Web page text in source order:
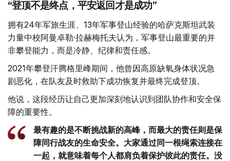
“登顶不是终点，平安返回才是成功”
拥有24年军旅生涯、13年军事登山经验的哈萨克斯坦武装
力量中校阿曼卓勒·拉赫梅托夫认为，军事登山最重要的并
非攀登能力，而是冷静、纪律和责任感。
2021年攀登汗腾格里峰期间，他曾因高原缺氧身体状况急
剧恶化，在队友及时救助下成功恢复并最终完成登顶。
他说，这段经历让自己更加深刻地认识到团队协作和安全保
障的重要性。
最有趣的是不断挑战新的高峰，而最大的责任则是保
障同行战友的生命安全。大家通过同一根绳索连接在
一起，就意味着每个人都肩负着保护彼此的责任。没